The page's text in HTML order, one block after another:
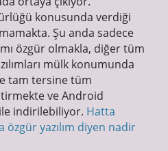
konusunda verdiği
Şu anda sadece
özgür olmakla, diğer tüm
mülk konumunda
tam tersine tüm
ve Android
indirilebiliyor. Hatta
özgür yazılım diyen nadir